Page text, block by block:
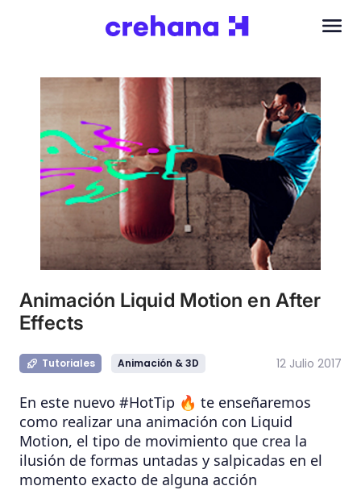
Animación Liquid Motion en After
Effects
Tutoriales Animación & 3D 12 Julio 2017
En este nuevo #HotTip 🔥 te enseñaremos
como realizar una animación con Liquid
Motion, el tipo de movimiento que crea la
ilusión de formas untadas y salpicadas en el
momento exacto de alguna acción